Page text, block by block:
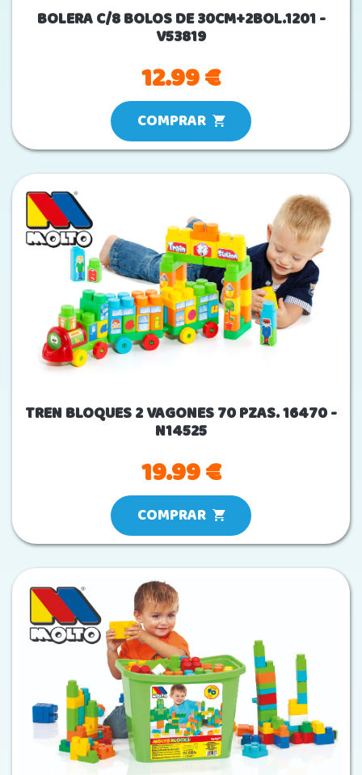
BOLERA C/8 BOLOS DE 30CM+2BOL.1201 -
V53819
12.99 €
COMPRAR
TREN BLOQUES 2 VAGONES 70 PZAS. 16470 -
N14525
19.99 €
COMPRAR